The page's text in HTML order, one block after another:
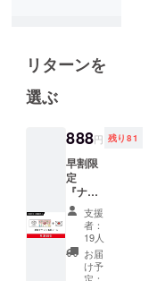
ます。
関係で疲弊
しないで、
自分らしく
看護師を楽
しめるよう
になってほ
しい、看護
リターンを
選ぶ
888円 残り81
早割限
定
『ナー
ス祭チ
ケッ
ト』1名
様＋感
謝の気
持ちを
支援
者：
19人
お届
け予